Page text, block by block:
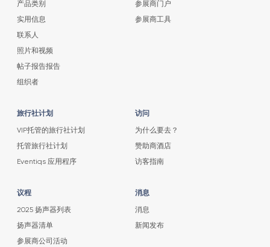
产品类别
实用信息
联系人
照片和视频
帖子报告报告
组织者
参展商门户
参展商工具
旅行社计划
VIP托管的旅行社计划
托管旅行社计划
Eventiqs 应用程序
访问
为什么要去？
赞助商酒店
访客指南
议程
2025 扬声器列表
扬声器清单
参展商公司活动
消息
消息
新闻发布